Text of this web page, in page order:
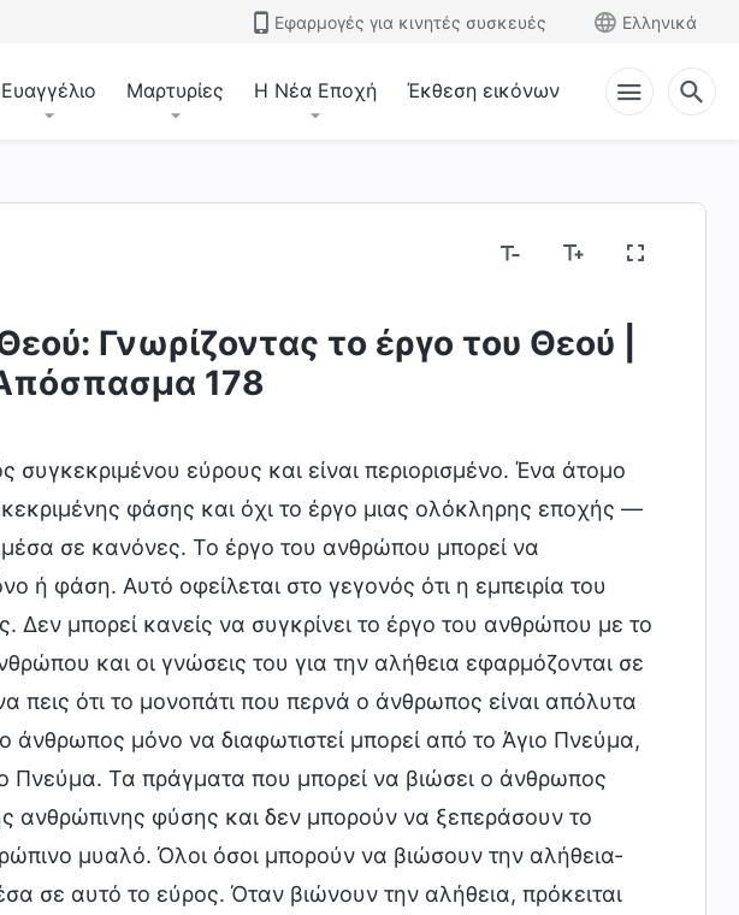
Εφαρμογές για κινητές συσκευές Ελληνικά
Ευαγγέλιο Μαρτυρίες Η Νέα Εποχή Έκθεση εικόνων
έχει και είναι Μυστήρια σχετικά με τη Βίβλο Εκθέτοντας
Γνωρίζοντας το έργο του Θεού |
178
εύρους και είναι περιορισμένο. Ένα άτομο
φάσης και όχι το έργο μιας ολόκληρης εποχής —
σε κανόνες. Το έργο του ανθρώπου μπορεί να
ή φάση. Αυτό οφείλεται στο γεγονός ότι η εμπειρία του
Δεν μπορεί κανείς να συγκρίνει το έργο του ανθρώπου με το
και οι γνώσεις του για την αλήθεια εφαρμόζονται σε
πεις ότι το μονοπάτι που περνά ο άνθρωπος είναι απόλυτα
άνθρωπος μόνο να διαφωτιστεί μπορεί από το Άγιο Πνεύμα,
Πνεύμα. Τα πράγματα που μπορεί να βιώσει ο άνθρωπος
ανθρώπινης φύσης και δεν μπορούν να ξεπεράσουν το
μυαλό. Όλοι όσοι μπορούν να βιώσουν την αλήθεια-
σε αυτό το εύρος. Όταν βιώνουν την αλήθεια, πρόκειται